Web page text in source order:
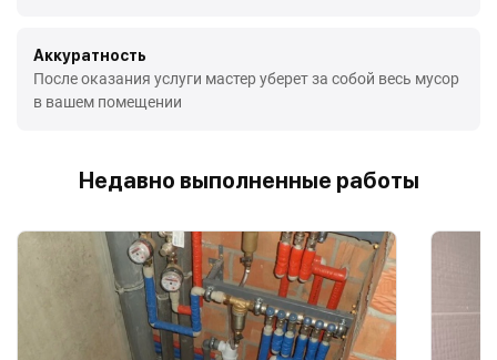
Аккуратность
После оказания услуги мастер уберет за собой весь мусор
в вашем помещении
Недавно выполненные работы